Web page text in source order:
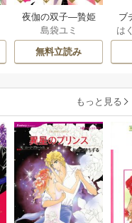
夜伽の双子―贄姫
は二人の王子に愛
される―
島袋ユミ
無料立読み
ブ
復
は
もっと見る